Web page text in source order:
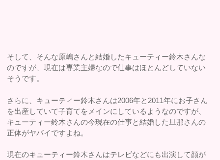
そして、そんな原嶋さんと結婚したキューティー鈴木さんな
のですが、現在は専業主婦なので仕事はほとんどしていない
そうです。
さらに、キューティー鈴木さんは2006年と2011年にお子さん
を出産していて子育てをメインにしているようなのですが、
キューティー鈴木さんの今現在の仕事と結婚した旦那さんの
正体がヤバイですよね。
現在のキューティー鈴木さんはテレビなどにも出演して顔が